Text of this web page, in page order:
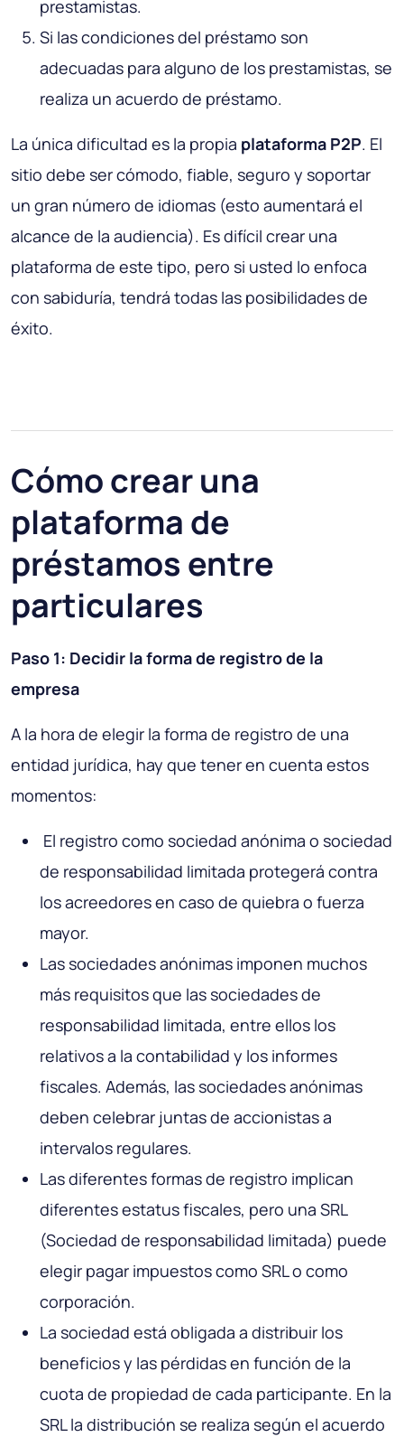
prestamistas.
Si las condiciones del préstamo son
adecuadas para alguno de los prestamistas, se
realiza un acuerdo de préstamo.
La única dificultad es la propia plataforma P2P. El
sitio debe ser cómodo, fiable, seguro y soportar
un gran número de idiomas (esto aumentará el
alcance de la audiencia). Es difícil crear una
plataforma de este tipo, pero si usted lo enfoca
con sabiduría, tendrá todas las posibilidades de
éxito.
Cómo crear una
plataforma de
préstamos entre
particulares
Paso 1: Decidir la forma de registro de la
empresa
A la hora de elegir la forma de registro de una
entidad jurídica, hay que tener en cuenta estos
momentos:
El registro como sociedad anónima o sociedad
de responsabilidad limitada protegerá contra
los acreedores en caso de quiebra o fuerza
mayor.
Las sociedades anónimas imponen muchos
más requisitos que las sociedades de
responsabilidad limitada, entre ellos los
relativos a la contabilidad y los informes
fiscales. Además, las sociedades anónimas
deben celebrar juntas de accionistas a
intervalos regulares.
Las diferentes formas de registro implican
diferentes estatus fiscales, pero una SRL
(Sociedad de responsabilidad limitada) puede
elegir pagar impuestos como SRL o como
corporación.
La sociedad está obligada a distribuir los
beneficios y las pérdidas en función de la
cuota de propiedad de cada participante. En la
SRL la distribución se realiza según el acuerdo